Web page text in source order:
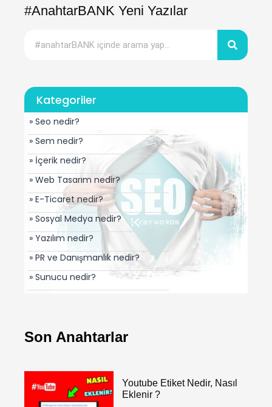
#AnahtarBANK Yeni Yazılar
Kategoriler
» Seo nedir?
» Sem nedir?
» İçerik nedir?
» Web Tasarım nedir?
» E-Ticaret nedir?
» Sosyal Medya nedir?
» Yazılım nedir?
» PR ve Danışmanlık nedir?
» Sunucu nedir?
Son Anahtarlar
Youtube Etiket Nedir, Nasıl
Eklenir ?